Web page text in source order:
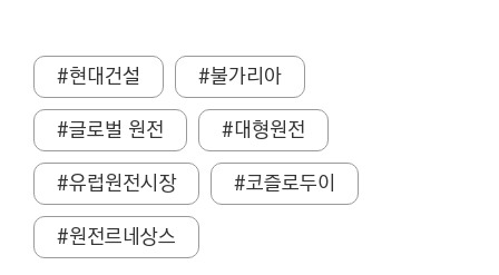
#현대건설
#불가리아
#글로벌 원전
#대형원전
#유럽원전시장
#코즐로두이
#원전르네상스